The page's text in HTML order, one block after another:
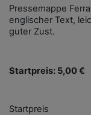
Pressemappe
englischer Text,
guter Zust.
Startpreis: 5,00 €
Startpreis